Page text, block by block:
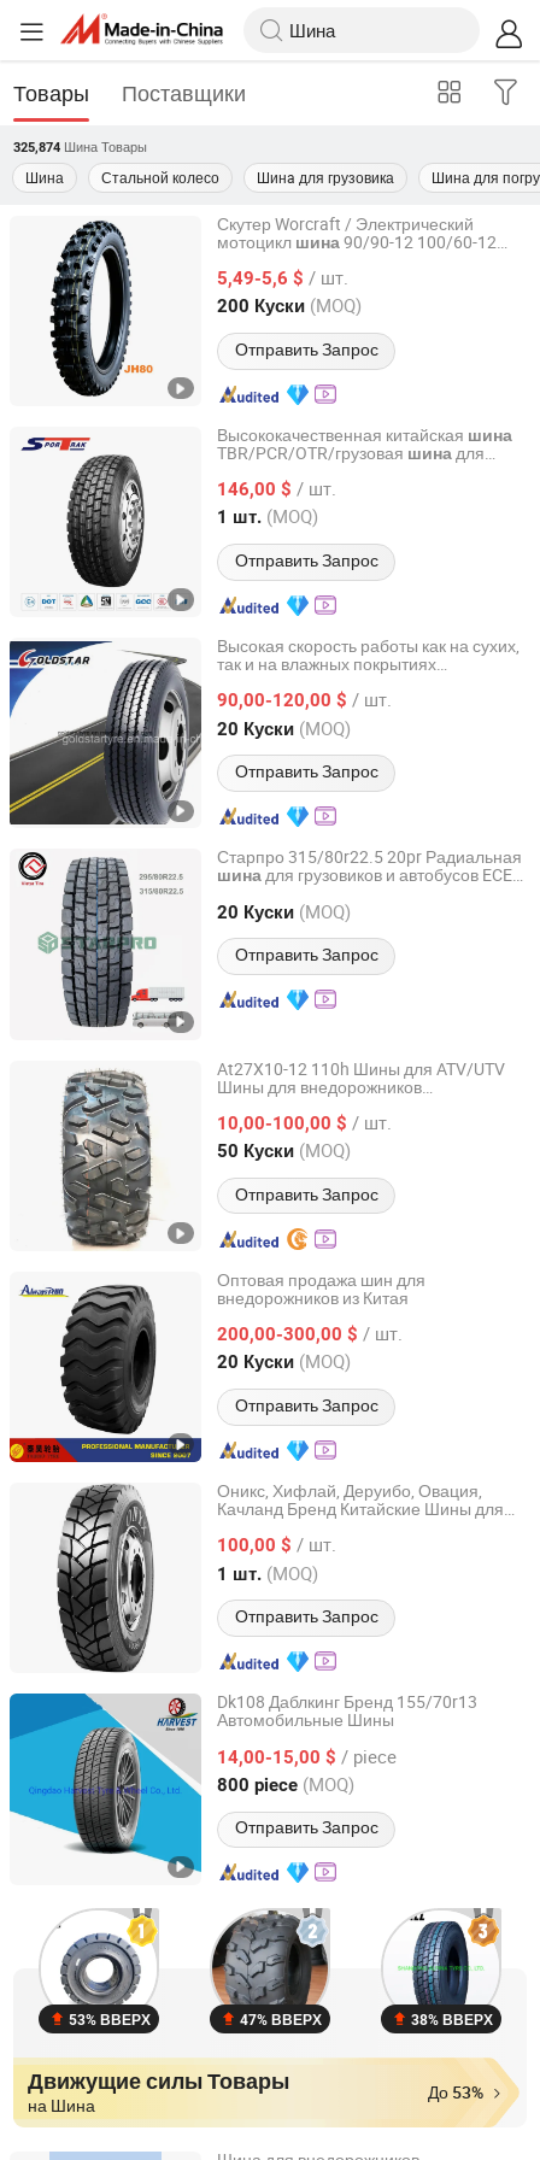
Товары Поставщики
325,874 Шина Товары
Шина Стальной колесо Шинa для грузовика Шина для
Скутер Worcraft / Электрический
мотоцикл шина90/90-12 100/60-12
5,49-5,6 $ / шт.
200 Куски (MOQ)
Отправить Запрос
Qingdao Au-Shine Tyre Co., Ltd.
Shandong, China с 2011
Высококачественная китайская шина
TBR/PCR/OTR/грузовая шинадля
900r20 1000r20 11r22.5 12r22.5
295/80r22.5 315/80r22.5 385/65r22.5
1100r20
146,00 $ / шт.
1 шт. (MOQ)
Отправить Запрос
Sportrak Tire Co., Ltd.
Shandong, China с 2020
Высокая скорость работы как на сухих,
так и на влажных покрытиях
90,00-120,00 $ / шт.
20 Куски (MOQ)
Отправить Запрос
Qingdao Goldstar Industrial Co., Ltd.
Shandong, China с 2010
Старпро 315/80r22.5 20pr Радиальная
шинадля грузовиков и автобусов ECE
20 Куски (MOQ)
Отправить Запрос
Qingdao Vistar Tire Co., Ltd.
Shandong, China с 2015
At27X10-12 110h Шины для ATV/UTV
Шины для внедорожников
10,00-100,00 $ / шт.
50 Куски (MOQ)
Отправить Запрос
Qingdao GH Rubber Technic Co., Ltd.
Shandong, China с 2019
Оптовая продажа шин для
внедорожников из Китая
200,00-300,00 $ / шт.
20 Куски (MOQ)
Отправить Запрос
QINGDAO TAIHAO TYRE CO., LTD.
Shandong, China с 2013
Оникс, Хифлай, Деруибо, Овация,
Качланд Бренд Китайские Шины для
100,00 $ / шт.
1 шт. (MOQ)
Отправить Запрос
QINGDAO ORIENTAL TYRE CO., LTD.
Shandong, China с 2020
Dk108 Даблкинг Бренд 155/70r13
Автомобильные Шины
14,00-15,00 $ / piece
800 piece (MOQ)
Отправить Запрос
Qingdao Harvest Tyre & Wheel Co., Ltd.
Shandong, China с 2014
53% ВВЕРХ 47% ВВЕРХ 38% ВВЕРХ
Движущие силы Товары
на Шина
До 53%